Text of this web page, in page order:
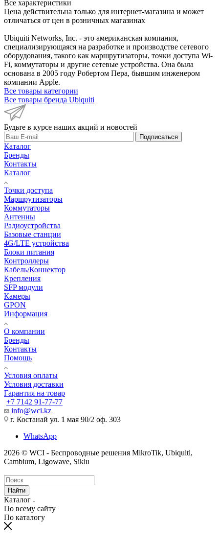
Все характеристики
Цена действительна только для интернет-магазина и может
отличаться от цен в розничных магазинах
Ubiquiti Networks, Inc. - это американская компания,
специализирующаяся на разработке и производстве сетевого
оборудования, такого как маршрутизаторы, точки доступа Wi-
Fi, коммутаторы и другие сетевые устройства. Она была
основана в 2005 году Робертом Пера, бывшим инженером
компании Apple.
Все товары категории
Все товары бренда Ubiquiti
Будьте в курсе наших акций и новостей
Подписаться
Каталог
Бренды
Контакты
Каталог
Точки доступа
Маршрутизаторы
Коммутаторы
Антенны
Радиоустройства
Базовые станции
4G/LTE устройства
Блоки питания
Контроллеры
Кабель/Коннектор
Крепления
SFP модули
Камеры
GPON
Информация
О компании
Бренды
Контакты
Помощь
Условия оплаты
Условия доставки
Гарантия на товар
+7 7142 91-77-77
info@wci.kz
г. Костанай ул. 1 мая 90/2 оф. 303
WhatsApp
2026 © WCI - Беспроводные решения MikroTik, Ubiquiti,
Cambium, Ligowave, Siklu
Найти
Каталог
По всему сайту
По каталогу